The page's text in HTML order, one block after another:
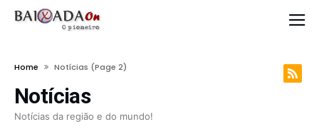
Home Notícias (page 2)
Notícias
Notícias da região e do mundo!